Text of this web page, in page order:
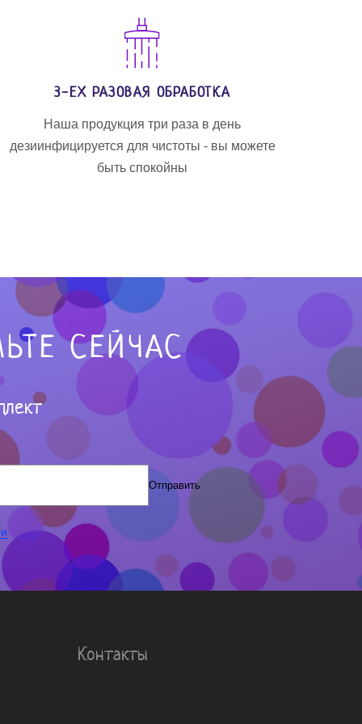
3-ЕХ РАЗОВАЯ ОБРАБОТКА
Наша продукция три раза в день
дезиинфицируется для чистоты - вы можете
быть спокойны
СЕЙЧАС
Отправить
Контакты